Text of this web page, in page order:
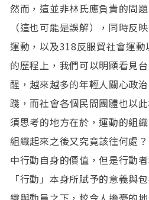
然而，這並非林氏應負責的問
（這也可能是誤解），同時反
運動，以及318反服貿社會運
的歷程上，我們可以明顯看見
醒，越來越多的年輕人關心政
踐，而社會各個民間團體也以
須思考的地方在於，運動的組
組織起來之後又究竟該往何處
中行動自身的價值，但是行動
「行動」本身所賦予的意義與